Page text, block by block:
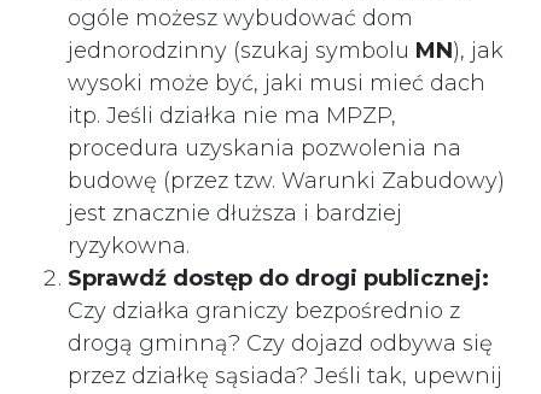
ogóle możesz wybudować dom
jednorodzinny (szukaj symbolu MN), jak
wysoki może być, jaki musi mieć dach
itp. Jeśli działka nie ma MPZP,
procedura uzyskania pozwolenia na
budowę (przez tzw. Warunki Zabudowy)
jest znacznie dłuższa i bardziej
ryzykowna.
Sprawdź dostęp do drogi publicznej:
Czy działka graniczy bezpośrednio z
drogą gminną? Czy dojazd odbywa się
przez działkę sąsiada? Jeśli tak, upewnij